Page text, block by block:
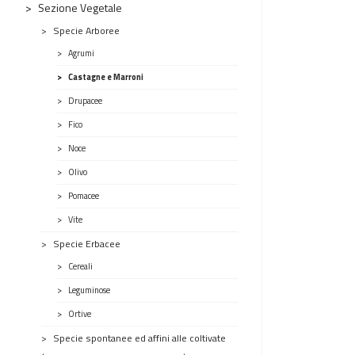
Sezione Vegetale
Specie Arboree
Agrumi
Castagne e Marroni
Drupacee
Fico
Noce
Olivo
Pomacee
Vite
Specie Erbacee
Cereali
Leguminose
Ortive
Specie spontanee ed affini alle coltivate